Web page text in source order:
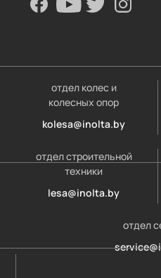
отдел колес и
колесных опор
kolesa@inolta.by
отдел строительной
техники
lesa@inolta.by
отдел